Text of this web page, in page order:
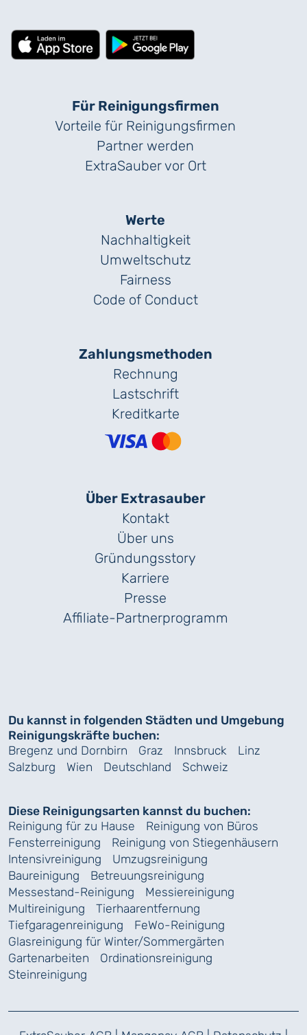
Für Reinigungs­firmen
Vorteile für Reinigungs­firmen
Partner werden
ExtraSauber vor Ort
Werte
Nachhaltigkeit
Umweltschutz
Fairness
Code of Conduct
Zahlungs­methoden
Rechnung
Lastschrift
Kreditkarte
Über Extrasauber
Kontakt
Über uns
Gründungs­story
Karriere
Presse
Affiliate-Partnerprogramm
Du kannst in folgenden Städten und Umgebung
Reinigungskräfte buchen:
Bregenz und Dornbirn
Graz Innsbruck
Linz
Salzburg
Wien Deutschland Schweiz
Diese Reinigungsarten kannst du buchen:
Reinigung für zu Hause
Reinigung von Büros
Fensterreinigung
Reinigung von Stiegenhäusern
Intensivreinigung
Umzugsreinigung
Baureinigung
Betreuungsreinigung
Messestand-Reinigung
Messiereinigung
Multireinigung
Tierhaarentfernung
Tiefgaragenreinigung
FeWo-Reinigung
Glasreinigung für Winter/Sommergärten
Gartenarbeiten
Ordinationsreinigung
Steinreinigung